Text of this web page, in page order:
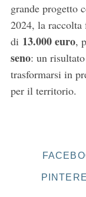
grande progetto
2024, la
di 13.000 euro,
seno: un
trasformarsi in
per il territorio.